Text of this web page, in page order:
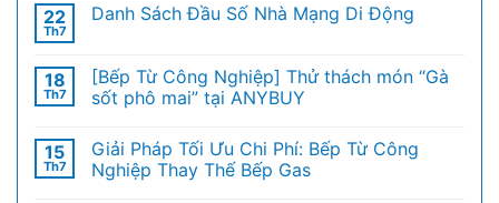
22
Th7
Danh Sách Đầu Số Nhà Mạng Di Động
18
Th7
[Bếp Từ Công Nghiệp] Thử thách món “Gà
sốt phô mai” tại ANYBUY
15
Th7
Giải Pháp Tối Ưu Chi Phí: Bếp Từ Công
Nghiệp Thay Thế Bếp Gas